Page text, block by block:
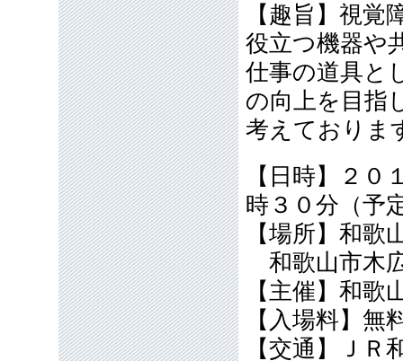
【趣旨】視
役立つ機器や
仕事の道具と
の向上を目指
考えておりま
【日時】２
時３０分（予
【場所】和
和歌山市木
【主催】和歌
【入場料】無
【交通】Ｊ